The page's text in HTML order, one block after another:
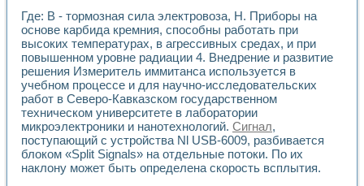
Использование технологий NATIONAL INSTRUMENTS в
Разработка модификаций алгоритма полигармонической
Учебный стенд для исследования принципа действия
Виртуальная система поддержки принимаемых решений в
Преемственность дисциплин «Моделирование систем» и
Универсальный стенд для исследования электрических
Лабораторные практикумы по информационно-
Виртуальный измеритель частотных характеристик на
Лабораторный практикум по основам теории Коммутации
Разработка виртуальной лабораторной работы
Виртуальные практикумы по электротехнике в среде
Где: В - тормозная сила электровоза, Н. Приборы на
основе карбида кремния, способны работать при
высоких температурах, в агрессивных средах, и при
повышенном уровне радиации 4. Внедрение и развитие
решения Измеритель иммитанса используется в
учебном процессе и для научно-исследовательских
работ в Северо-Кавказском государственном
техническом университете в лаборатории
микроэлектроники и нанотехнологий. Сигнал,
поступающий с устройства Nl USB-6009, разбивается
блоком «Split Signals» на отдельные потоки. По их
наклону может быть определена скорость всплытия.